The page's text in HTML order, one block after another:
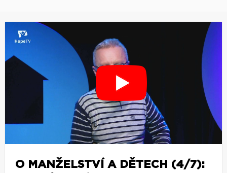
O MANŽELSTVÍ A DĚTECH (4/7):